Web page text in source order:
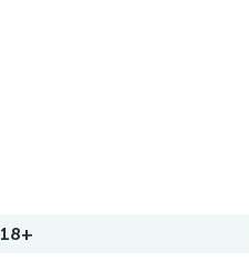
18+